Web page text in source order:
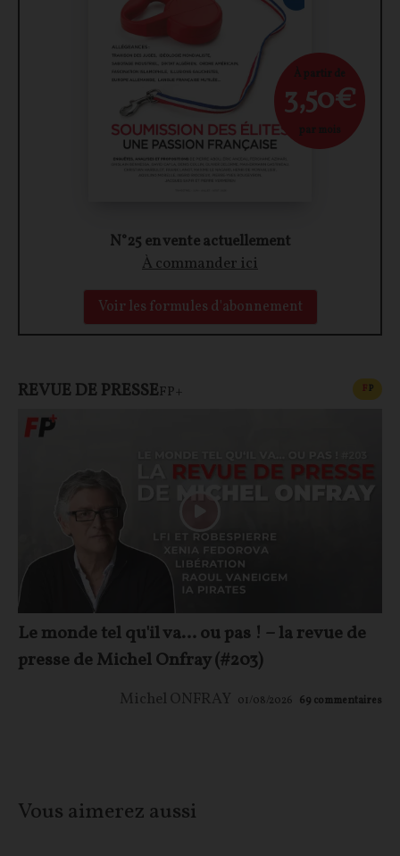
N°25 en vente actuellement
À commander ici
Voir les formules d'abonnement
À partir de
3,50€
par mois
REVUE DE PRESSEFP+ FP
Le monde tel qu'il va… ou pas ! – la revue de
presse de Michel Onfray (#203)
Michel ONFRAY 01/08/2026 69 commentaires
Vous aimerez aussi